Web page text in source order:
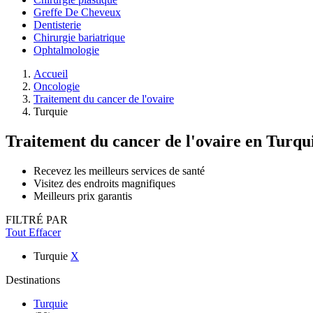
Greffe De Cheveux
Dentisterie
Chirurgie bariatrique
Ophtalmologie
Accueil
Oncologie
Traitement du cancer de l'ovaire
Turquie
Traitement du cancer de l'ovaire en
Recevez les meilleurs services de santé
Visitez des endroits magnifiques
Meilleurs prix garantis
FILTRÉ PAR
Tout Effacer
Turquie X
Destinations
Turquie